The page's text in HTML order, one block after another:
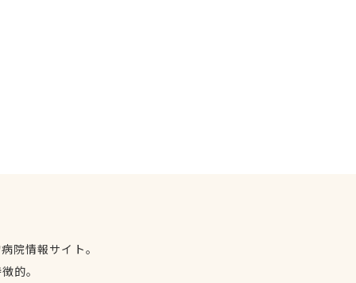
院情報サイト。
的。